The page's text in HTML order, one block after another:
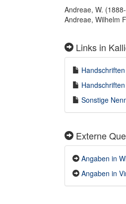
Andreae, W.
Andreae, Wilhelm
Links in
Sonstige
Externe
Angaben in
Angaben in